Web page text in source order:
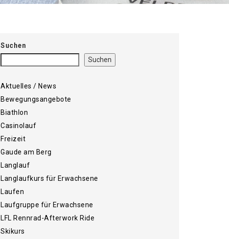
Suchen
Suchen
Aktuelles / News
Bewegungsangebote
Biathlon
Casinolauf
Freizeit
Gaude am Berg
Langlauf
Langlaufkurs für Erwachsene
Laufen
Laufgruppe für Erwachsene
LFL Rennrad-Afterwork Ride
Skikurs